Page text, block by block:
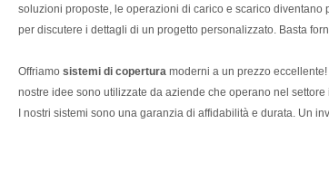
soluzioni proposte, le operazioni di carico e scarico
per discutere i dettagli di un progetto personalizzato. Basta
Offriamo sistemi di copertura moderni a un prezzo
nostre idee sono utilizzate da aziende che operano nel
I nostri sistemi sono una garanzia di affidabilità e durata. Un